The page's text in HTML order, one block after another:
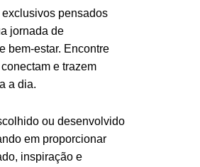
pensados
jornada de
bem-estar. Encontre
e trazem
a dia.
ou desenvolvido
em proporcionar
inspiração e